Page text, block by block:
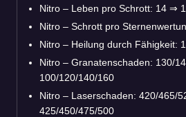
Nitro – Leben pro Schrott: 14 ⇒
Nitro – Schrott pro
Nitro – Heilung durch Fähigkeit:
Nitro – Granatenschaden: 130/
100/120/140/160
Nitro – Laserschaden: 420/465/
425/450/475/500